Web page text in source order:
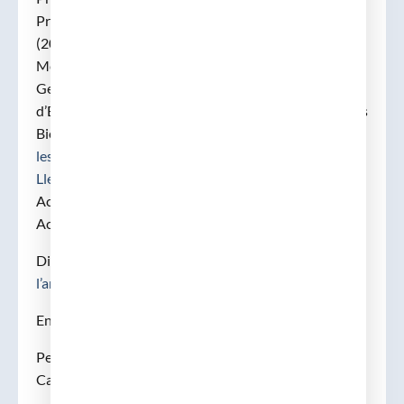
President de la Societat Espanyola d’Immunologia
(2000-2004). Premi Uriach de Ciències de la Salut;
Medalla Narcís Monturiol al Mèrit Científic de la
Generalitat de Catalunya. Elegit membre de l’Institut
d’Estudis Catalans l’any 2008 per la Secció de Ciències
Biològiques (
les Ciències i les Humanitats – Acadèmia de la
Llengua Catalana (iec.cat)
Acadèmia de Medicina de Catalunya des del 1996.
Actualment és membre emèrit de la mateixa.
Discurs Inaugural de Curs 2022,
l’art caminen junts»(PDF)
Enllaços :
Perfil biogràfic, Institut d’Estudis
Catalans